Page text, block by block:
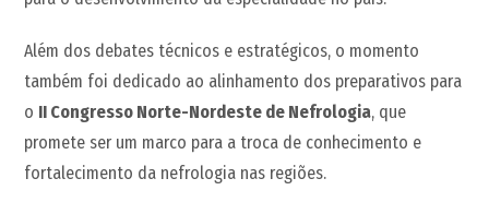
Além dos debates técnicos e estratégicos, o momento
também foi dedicado ao alinhamento dos preparativos para
o II Congresso Norte-Nordeste de Nefrologia, que
promete ser um marco para a troca de conhecimento e
fortalecimento da nefrologia nas regiões.